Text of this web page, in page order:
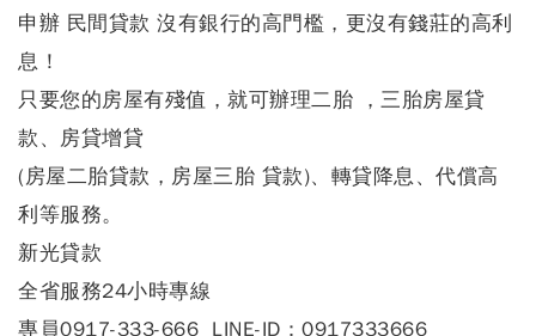
申辦 民間貸款 沒有銀行的高門檻，更沒有錢莊的高利
息！
只要您的房屋有殘值，就可辦理二胎 ， 三胎房屋貸
款、 房貸增貸
(房屋二胎貸款，房屋三胎 貸款)、 轉貸降息、 代償高
利 等服務。
新光貸款
全省服務24小時專線
專員0917-333-666 LINE-ID ：0917333666